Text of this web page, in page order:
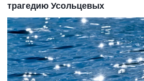
трагедию Усольцевых